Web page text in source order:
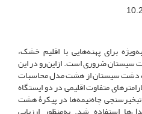
برای پهنه‌هایی با اقلیم خشک،
ضروری است. ازاین‌رو در این
دشت سیستان از هشت مدل محاسبات
متفاوت اقلیمی در دو ایستگاه
چاه‌نیمه‌ها در پیکرۀ هشت